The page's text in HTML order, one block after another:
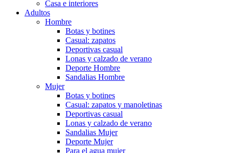
Casa e interiores
Adultos
Hombre
Botas y botines
Casual: zapatos
Deportivas casual
Lonas y calzado de verano
Deporte Hombre
Sandalias Hombre
Mujer
Botas y botines
Casual: zapatos y manoletinas
Deportivas casual
Lonas y calzado de verano
Sandalias Mujer
Deporte Mujer
Para el agua mujer